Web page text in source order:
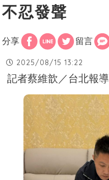
不忍發聲
分享 留言
2025/08/15 13:22
記者蔡維歆／台北報導